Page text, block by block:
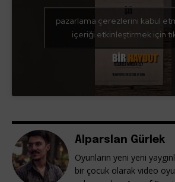
pazarlama çerezlerini kabul
içeriği etkinleştirmek için
Alparslan Gürlek
Oyunların yeni yeni
bir çocuk olarak video